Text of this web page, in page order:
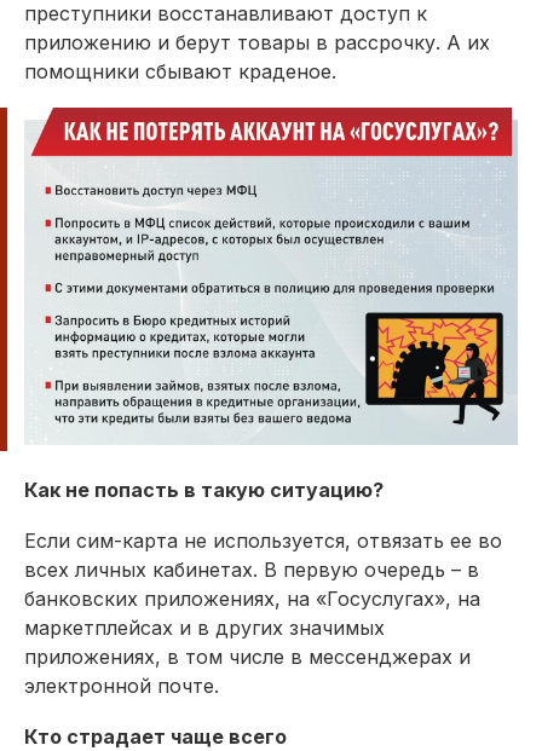
преступники восстанавливают доступ к
приложению и берут товары в рассрочку. А их
помощники сбывают краденое.
Как не попасть в такую ситуацию?
Если сим-карта не используется, отвязать ее во
всех личных кабинетах. В первую очередь – в
банковских приложениях, на «Госуслугах», на
маркетплейсах и в других значимых
приложениях, в том числе в мессенджерах и
электронной почте.
Кто страдает чаще всего